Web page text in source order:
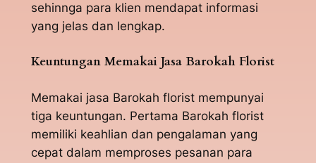
sehinnga para klien mendapat informasi
yang jelas dan lengkap.
Keuntungan Memakai Jasa Barokah Florist
Memakai jasa Barokah florist mempunyai
tiga keuntungan. Pertama Barokah florist
memiliki keahlian dan pengalaman yang
cepat dalam memproses pesanan para